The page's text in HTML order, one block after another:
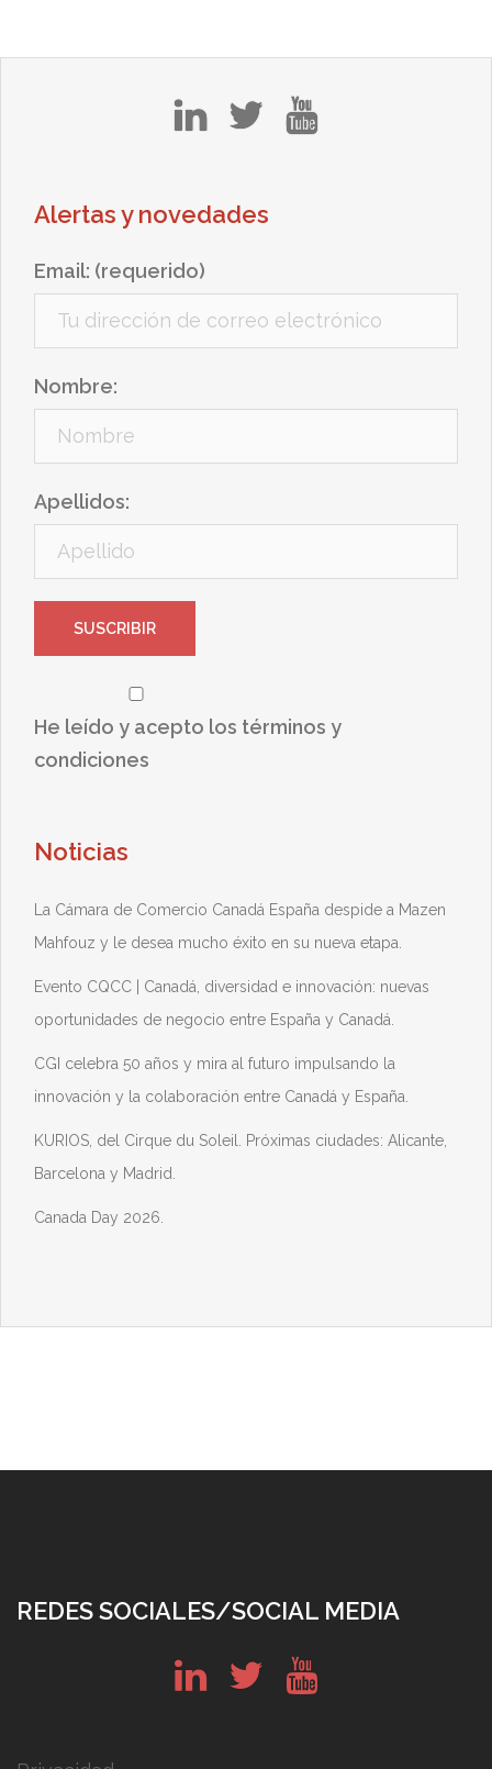
Alertas y novedades
Email: (requerido)
Nombre:
Apellidos:
He leído y acepto los términos y
condiciones
Noticias
La Cámara de Comercio Canadá España despide a Mazen
Mahfouz y le desea mucho éxito en su nueva etapa.
Evento CQCC | Canadá, diversidad e innovación: nuevas
oportunidades de negocio entre España y Canadá.
CGI celebra 50 años y mira al futuro impulsando la
innovación y la colaboración entre Canadá y España.
KURIOS, del Cirque du Soleil. Próximas ciudades: Alicante,
Barcelona y Madrid.
Canada Day 2026.
REDES SOCIALES/SOCIAL MEDIA